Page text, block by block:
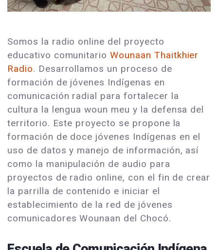
Somos la radio online del proyecto
educativo comunitarioWounaan Thaitkhier
Radio. Desarrollamos un proceso de
formación de jóvenes Indígenas en
comunicación radial para fortalecer la
cultura la lengua woun meu y la defensa del
territorio. Este proyecto se propone la
formación de doce jóvenes Indígenas en el
uso de datos y manejo de información, así
como la manipulación de audio para
proyectos de radio online, con el fin de crear
la parrilla de contenido e iniciar el
establecimiento de la red de jóvenes
comunicadores Wounaan del Chocó.